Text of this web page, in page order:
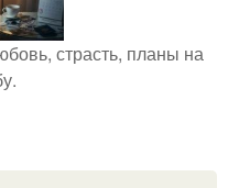
страсть, планы на